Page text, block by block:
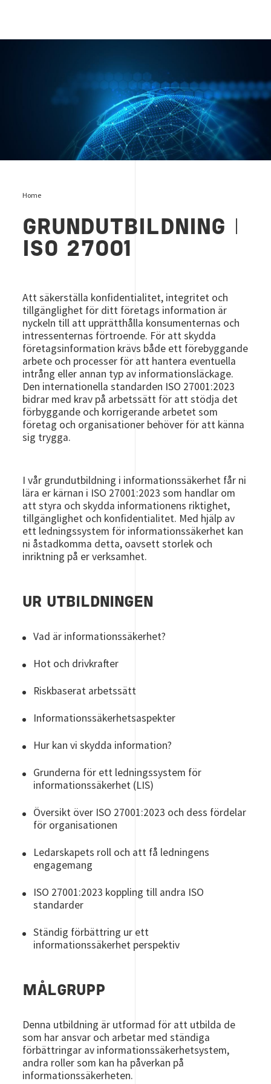
Home
GRUNDUTBILDNING
ISO 27001
Att säkerställa konfidentialitet, integritet och
tillgänglighet för ditt företags information är
nyckeln till att upprätthålla konsumenternas och
intressenternas förtroende. För att skydda
företagsinformation krävs både ett förebyggande
arbete och processer för att hantera eventuella
intrång eller annan typ av informationsläckage.
Den internationella standarden ISO 27001:2023
bidrar med krav på arbetssätt för att stödja det
förbyggande och korrigerande arbetet som
företag och organisationer behöver för att känna
sig trygga.
I vår grundutbildning i informationssäkerhet får ni
lära er kärnan i ISO 27001:2023 som handlar om
att styra och skydda informationens riktighet,
tillgänglighet och konfidentialitet. Med hjälp av
ett ledningssystem för informationssäkerhet kan
ni åstadkomma detta, oavsett storlek och
inriktning på er verksamhet.
UR UTBILDNINGEN
Vad är informationssäkerhet?
Hot och drivkrafter
Riskbaserat arbetssätt
Informationssäkerhetsaspekter
Hur kan vi skydda information?
Grunderna för ett ledningssystem för
informationssäkerhet (LIS)
Översikt över ISO 27001:2023 och dess fördelar
för organisationen
Ledarskapets roll och att få ledningens
engagemang
ISO 27001:2023 koppling till andra ISO
standarder
Ständig förbättring ur ett
informationssäkerhet perspektiv
MÅLGRUPP
Denna utbildning är utformad för att utbilda de
som har ansvar och arbetar med ständiga
förbättringar av informationssäkerhetsystem,
andra roller som kan ha påverkan på
informationssäkerheten.